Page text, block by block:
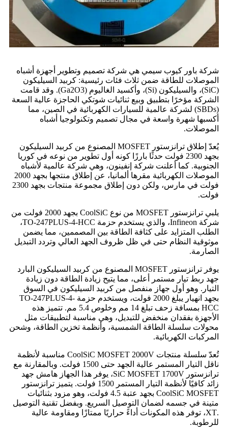
شركة باور كيوب سيمي هي شركة تصميم وتطوير أجهزة أشباه
الموصلات للطاقة ضمن ثلاث فئات رئيسية: كربيد السيليكون
(SiC)، والسيليكون (Si)، وأكسيد الغاليوم (Ga2O3). وقد قامت
الشركة مؤخرًا بتطبيق وبيع ثنائيات شوتكي الحاجزة عالية السعة
(SBDs) لشركة عالمية للسيارات الكهربائية في الصين، مما
أكسبها شهرة واسعة في مجال تصميم وتكنولوجيا أشباه
الموصلات.
يُعدّ إطلاق ترانزستور MOSFET المصنوع من كربيد السيليكون
بجهد 2300 فولت حدثًا بارزًا كونه أول تطوير من نوعه في كوريا
الجنوبية. كما أعلنت شركة إنفينون، وهي شركة عالمية لأشباه
الموصلات الكهربائية مقرها ألمانيا، عن إطلاق منتجها بجهد 2000
فولت في مارس، ولكن دون إطلاق مجموعة منتجات بجهد 2300
فولت.
يلبي ترانزستور MOSFET من نوع CoolSiC بجهد 2000 فولت من
شركة Infineon، والذي يستخدم حزمة TO-247PLUS-4-HCC،
الطلب المتزايد على كثافة الطاقة بين المصممين، مما يضمن
موثوقية النظام حتى في ظل ظروف الجهد العالي وتردد التبديل
الصارمة.
يوفر ترانزستور MOSFET المصنوع من كربيد السيليكون البارد
جهد ربط تيار مستمر أعلى، مما يتيح زيادة الطاقة دون زيادة
التيار. وهو أول جهاز منفصل من كربيد السيليكون في السوق
بجهد انهيار يبلغ 2000 فولت، ويستخدم حزمة TO-247PLUS-4-
HCC بمسافة زحف تبلغ 14 مم وخلوص 5.4 مم. تتميز هذه
الأجهزة بفقدان منخفض للتبديل، وهي مناسبة لتطبيقات مثل
محولات سلسلة الطاقة الشمسية، وأنظمة تخزين الطاقة، وشحن
المركبات الكهربائية.
تُعدّ سلسلة منتجات CoolSiC MOSFET 2000V مناسبة لأنظمة
ناقل التيار المستمر عالية الجهد حتى 1500 فولت. وبالمقارنة مع
ترانزستور SiC MOSFET 1700V، يوفر هذا الجهاز هامش جهد
زائد كافيًا لأنظمة التيار المستمر 1500 فولت. يتميز ترانزستور
CoolSiC MOSFET بجهد عتبة 4.5 فولت، وهو مزود بثنائيات
متينة في جسمه لضمان التوصيل السريع. وبفضل تقنية التوصيل
.XT، توفر هذه المكونات أداءً حراريًا ممتازًا ومقاومة عالية
للرطوبة.